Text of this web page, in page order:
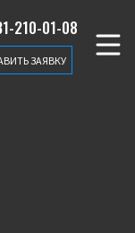
210-01-08
ЗАЯВКУ